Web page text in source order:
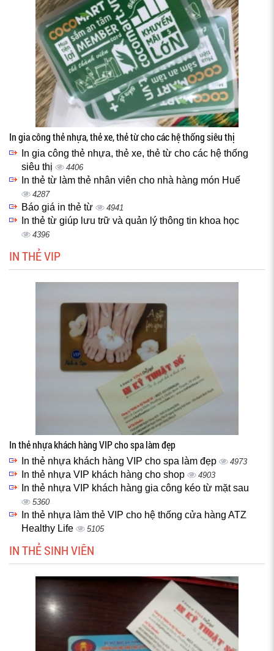
In gia công thẻ nhựa, thẻ xe, thẻ từ cho các hệ thống siêu thị
In gia công thẻ nhựa, thẻ xe, thẻ từ cho các hệ thống
siêu thị
4406
In thẻ từ làm thẻ nhân viên cho nhà hàng món Huế
4287
Báo giá in thẻ từ 4941
In thẻ từ giúp lưu trữ và quản lý thông tin khoa học
4396
IN THẺ VIP
In thẻ nhựa khách hàng VIP cho spa làm đẹp
In thẻ nhựa khách hàng VIP cho spa làm đẹp 4973
In thẻ nhựa VIP khách hàng cho shop 4903
In thẻ nhựa VIP khách hàng gia công kéo từ mặt sau
5360
In thẻ nhựa làm thẻ VIP cho hệ thống cửa hàng ATZ
Healthy Life
5105
IN THẺ SINH VIÊN